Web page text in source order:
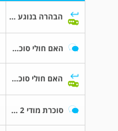
הבהרה בנוגע לבדיקת a1c
האם חולי סוכרת יכולים להשתין המון שתן
האם חולי סוכרת יכולים להשתין המון שתן
סוכרת מודי 2 והריון